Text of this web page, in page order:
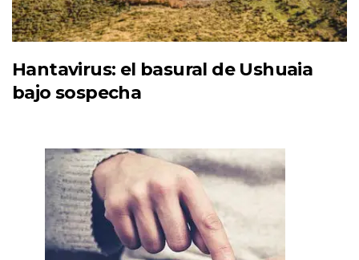
Hantavirus: el basural de Ushuaia
bajo sospecha